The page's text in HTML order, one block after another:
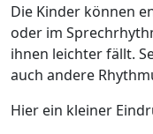
Die Kinder können
oder im
ihnen leichter fällt.
auch andere
Hier ein kleiner